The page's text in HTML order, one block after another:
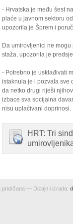
- Hrvatska je među šest
plaće u javnom sektoru
upozorila je Šprem i
Da umirovljenici ne
staža, upozorila je
- Potrebno je usklađivati
istaknula je i pozvala sve
da netko drugi riješi
izbace sva socijalna
nisu uplaćivani doprinosi.
HRT: Tri
pridržana — Dizajn i izrada: